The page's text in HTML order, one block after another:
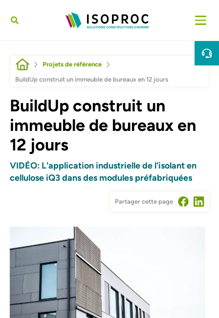
Fil d'Ariane
Projets de référence
BuildUp construit un immeuble de bureaux en 12 jours
BuildUp construit un
immeuble de bureaux en
12 jours
VIDÉO: L'application industrielle de l'isolant en
cellulose iQ3 dans des modules préfabriquées
Partager cette page